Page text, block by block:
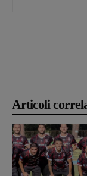
Articoli